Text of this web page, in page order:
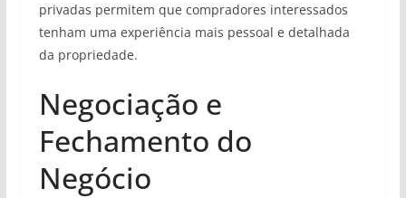
privadas permitem que compradores interessados
tenham uma experiência mais pessoal e detalhada
da propriedade.
Negociação e
Fechamento do
Negócio